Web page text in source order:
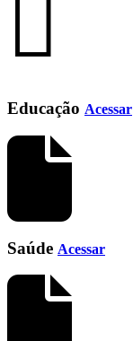
Educação Acessar
Saúde Acessar